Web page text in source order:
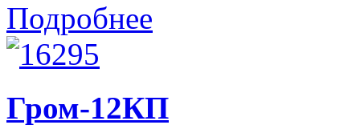
Подробнее
Гром-12КП